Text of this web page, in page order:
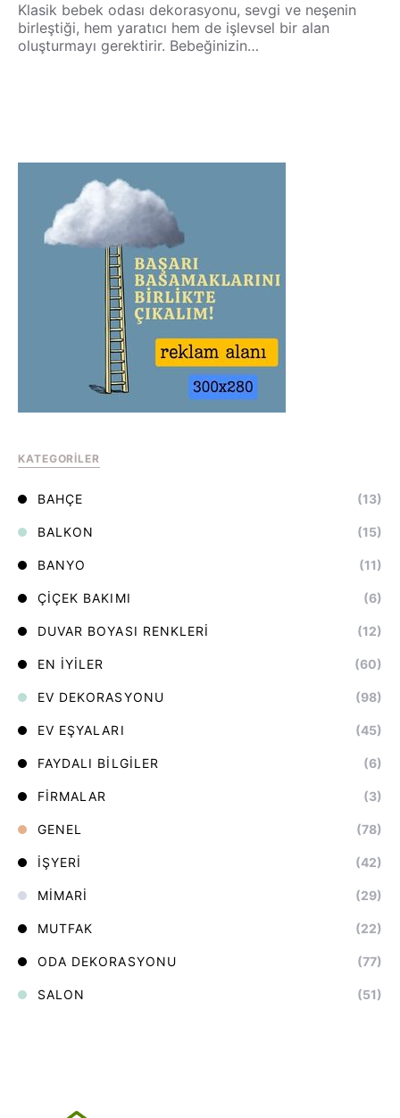
Klasik bebek odası dekorasyonu, sevgi ve neşenin
birleştiği, hem yaratıcı hem de işlevsel bir alan
oluşturmayı gerektirir. Bebeğinizin…
KATEGORILER
BAHÇE (13)
BALKON (15)
BANYO (11)
ÇIÇEK BAKIMI (6)
DUVAR BOYASI RENKLERI (12)
EN İYILER (60)
EV DEKORASYONU (98)
EV EŞYALARI (45)
FAYDALI BILGILER (6)
FIRMALAR (3)
GENEL (78)
İŞYERI (42)
MIMARI (29)
MUTFAK (22)
ODA DEKORASYONU (77)
SALON (51)